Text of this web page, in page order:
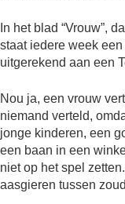
In het blad “Vrouw”,
staat iedere week
uitgerekend aan een
Nou ja, een vrouw
niemand verteld,
jonge kinderen, een
een baan in een
niet op het spel
aasgieren tussen